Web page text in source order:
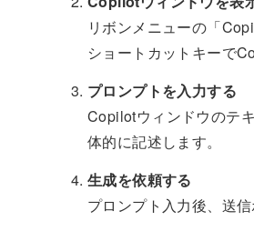
リボンメニューの「
ショートカットキーで
プロンプトを入力する
Copilotウィンドウのテ
体的に記述します。
生成を依頼する
プロンプト入力後、送